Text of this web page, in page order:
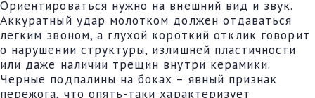
Ориентироваться нужно на внешний вид и звук.
Аккуратный удар молотком должен отдаваться
легким звоном, а глухой короткий отклик говорит
о нарушении структуры, излишней пластичности
или даже наличии трещин внутри керамики.
Черные подпалины на боках – явный признак
пережога, что опять-таки характеризует